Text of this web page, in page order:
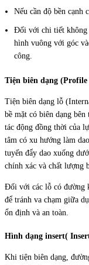
Nếu cần độ bền cạnh
Đối với chi tiết không
hình vuông với góc
công.
Tiện biên dạng
Tiện biên dạng lỗ
bề mặt có biên dạng
tác động đồng thời của
tâm có xu hướng làm
tuyến đẩy dao xuống
chính xác và chất lượng
Đối với các lỗ có đường
để tránh va chạm giữa
ổn định và an toàn.
Hình dạng insert(
Khi tiện biên dạng,